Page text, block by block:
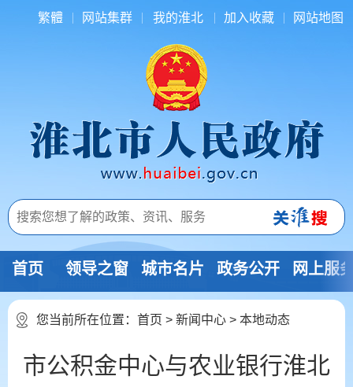
繁體 网站集群 我的淮北 加入收藏 网站地图
首页 领导之窗 城市名片 政务公开 网上服
您当前所在位置： 首页 > 新闻中心 > 本地动态
市公积金中心与农业银行淮北